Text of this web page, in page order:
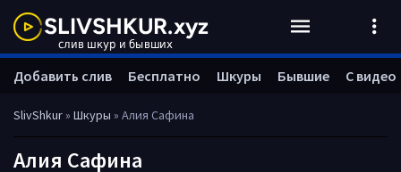
SlivShkur» Шкуры » Алия Сафина
Алия Сафина
Добавить слив Бесплатно Шкуры Бывшие С видео